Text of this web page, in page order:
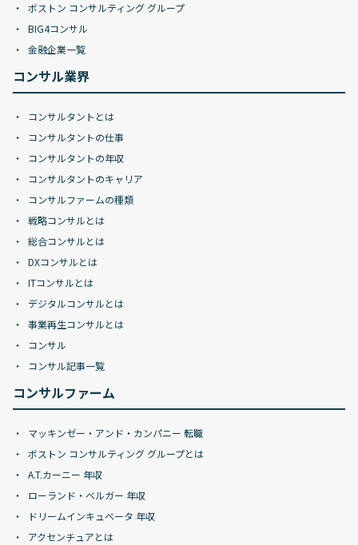
ボストン コンサルティング グループ
BIG4コンサル
金融企業一覧
コンサル業界
コンサルタントとは
コンサルタントの仕事
コンサルタントの年収
コンサルタントのキャリア
コンサルファームの種類
戦略コンサルとは
総合コンサルとは
DXコンサルとは
ITコンサルとは
デジタルコンサルとは
事業再生コンサルとは
コンサル
コンサル記事一覧
コンサルファーム
マッキンゼー・アンド・カンパニー 転職
ボストン コンサルティング グループとは
A.T.カーニー 年収
ローランド・ベルガー 年収
ドリームインキュベータ 年収
アクセンチュアとは